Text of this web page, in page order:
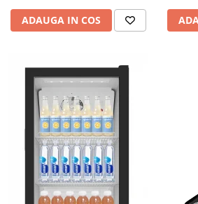
ADAUGA IN COS